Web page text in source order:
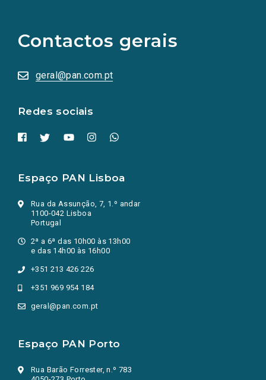
Contactos gerais
geral@pan.com.pt
Redes sociais
redes
sociais
numa
nova
Espaço PAN Lisboa
Rua da Assunção, 7, 1.º andar
1100-042 Lisboa
Portugal
2ª a 6ª das 10h00 às 13h00
e das 14h00 às 16h00
+351 213 426 226
+351 969 954 184
geral@pan.com.pt
Espaço PAN Porto
Rua Barão Forrester, n.º 783